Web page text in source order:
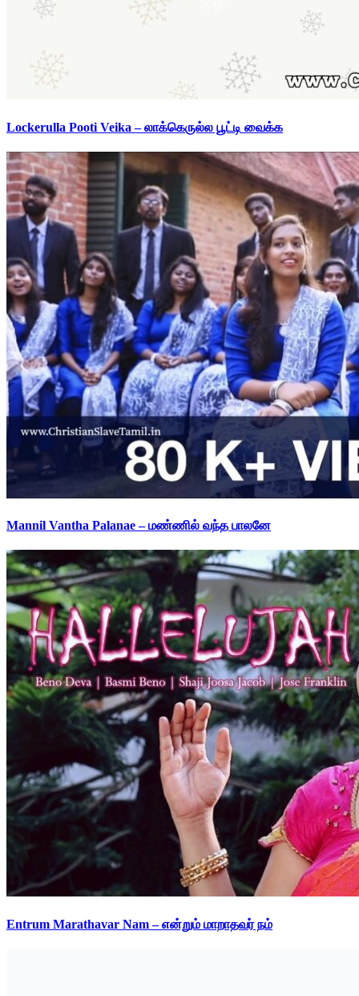
Lockerulla Pooti Veika – லாக்கெருல்ல பூட்டி வைக்க
Mannil Vantha Palanae – மண்ணில் வந்த பாலனே
Entrum Marathavar Nam – என்றும் மாறாதவர் நம்